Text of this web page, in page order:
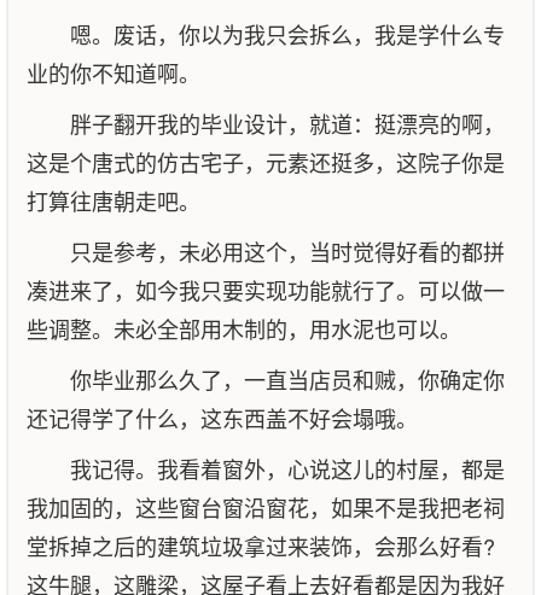
嗯。废话，你以为我只会拆么，我是学什么专
业的你不知道啊。
胖子翻开我的毕业设计，就道：挺漂亮的啊，
这是个唐式的仿古宅子，元素还挺多，这院子你是
打算往唐朝走吧。
只是参考，未必用这个，当时觉得好看的都拼
凑进来了，如今我只要实现功能就行了。可以做一
些调整。未必全部用木制的，用水泥也可以。
你毕业那么久了，一直当店员和贼，你确定你
还记得学了什么，这东西盖不好会塌哦。
我记得。我看着窗外，心说这儿的村屋，都是
我加固的，这些窗台窗沿窗花，如果不是我把老祠
堂拆掉之后的建筑垃圾拿过来装饰，会那么好看?
这牛腿，这雕梁，这屋子看上去好看都是因为我好